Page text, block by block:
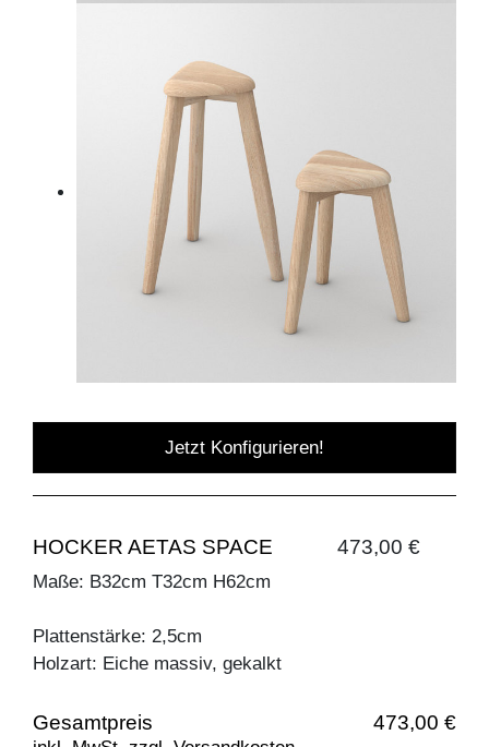
Jetzt Konfigurieren!
HOCKER AETAS SPACE 473,00 €
Maße: B32cm T32cm H62cm
Plattenstärke: 2,5cm
Holzart: Eiche massiv, gekalkt
Gesamtpreis 473,00 €